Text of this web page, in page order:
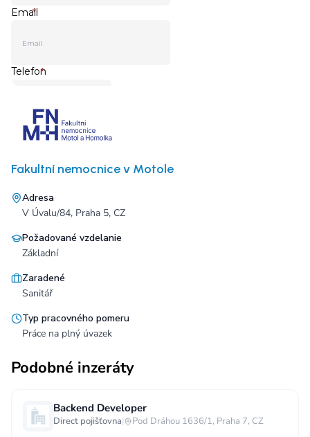
Fakultní nemocnice v Motole
Adresa
V Úvalu/84, Praha 5, CZ
Požadované vzdelanie
Základní
Zaradené
Sanitář
Typ pracovného pomeru
Práce na plný úvazek
Podobné inzeráty
Backend Developer
Direct pojišťovna| Pod Dráhou 1636/1, Praha 7, CZ